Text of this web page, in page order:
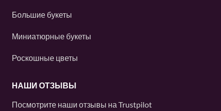
Большие букеты
Миниатюрные букеты
Роскошные цветы
НАШИ ОТЗЫВЫ
Посмотрите наши отзывы на Trustpilot